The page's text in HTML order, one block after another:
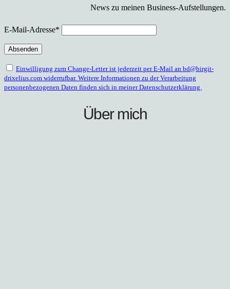
News zu meinen Business-Aufstellungen.
E-Mail-Adresse*
Einwilligung zum Change-Letter ist jederzeit per E-Mail an bd@birgit-
drixelius.com widerrufbar. Weitere Informationen zu der Verarbeitung
personenbezogenen Daten finden sich in meiner Datenschutzerklärung.
Über mich